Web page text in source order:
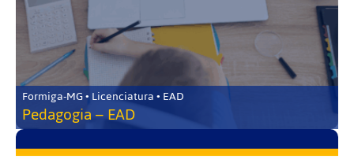
Formiga-MG • Licenciatura • EAD
Pedagogia – EAD